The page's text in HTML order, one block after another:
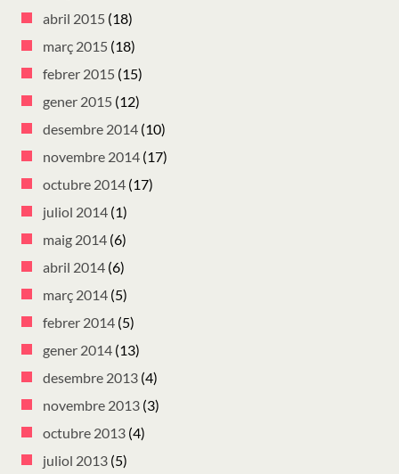
abril 2015 (18)
març 2015 (18)
febrer 2015 (15)
gener 2015 (12)
desembre 2014 (10)
novembre 2014 (17)
octubre 2014 (17)
juliol 2014 (1)
maig 2014 (6)
abril 2014 (6)
març 2014 (5)
febrer 2014 (5)
gener 2014 (13)
desembre 2013 (4)
novembre 2013 (3)
octubre 2013 (4)
juliol 2013 (5)